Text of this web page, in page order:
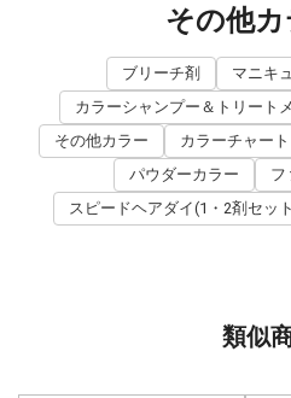
その他カ
ブリーチ剤 マニキ
カラーシャンプー＆トリート
その他カラー
カラーチャート
パウダーカラー
フ
スピードヘアダイ(1・2剤セッ
類似